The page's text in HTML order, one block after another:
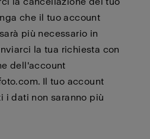
che il tuo account
più necessario in
la tua richiesta con
dell'account
. Il tuo account
i dati non saranno più